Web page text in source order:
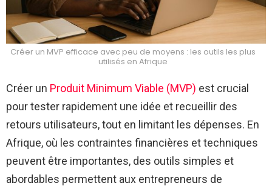
Créer un MVP efficace avec peu de moyens : les outils les plus
utilisés en Afrique
Créer un Produit Minimum Viable (MVP) est crucial
pour tester rapidement une idée et recueillir des
retours utilisateurs, tout en limitant les dépenses. En
Afrique, où les contraintes financières et techniques
peuvent être importantes, des outils simples et
abordables permettent aux entrepreneurs de